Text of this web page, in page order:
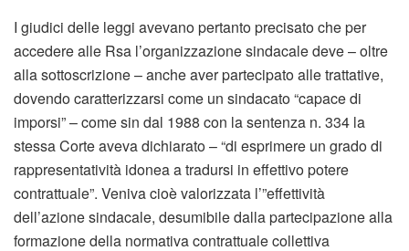
I giudici delle leggi avevano pertanto precisato che per
accedere alle Rsa l’organizzazione sindacale deve – oltre
alla sottoscrizione – anche aver partecipato alle trattative,
dovendo caratterizzarsi come un sindacato “capace di
imporsi” – come sin dal 1988 con la sentenza n. 334 la
stessa Corte aveva dichiarato – “di esprimere un grado di
rappresentatività idonea a tradursi in effettivo potere
contrattuale”. Veniva cioè valorizzata l’”effettività
dell’azione sindacale, desumibile dalla partecipazione alla
formazione della normativa contrattuale collettiva